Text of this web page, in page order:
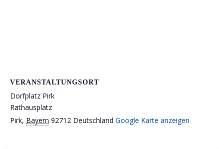
VERANSTALTUNGSORT
Dorfplatz Pirk
Rathausplatz
Pirk, Bayern 92712 Deutschland Google Karte anzeigen